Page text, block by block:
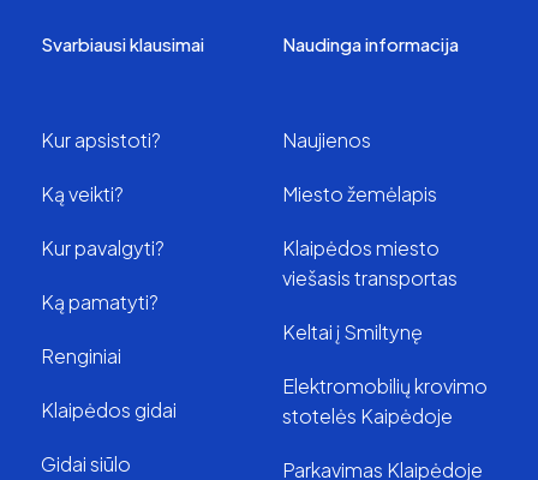
Svarbiausi klausimai
Kur apsistoti?
Ką veikti?
Kur pavalgyti?
Ką pamatyti?
Renginiai
Klaipėdos gidai
Gidai siūlo
Naudinga informacija
Naujienos
Miesto žemėlapis
Klaipėdos miesto
viešasis transportas
Keltai į Smiltynę
Elektromobilių krovimo
stotelės Kaipėdoje
Parkavimas Klaipėdoje